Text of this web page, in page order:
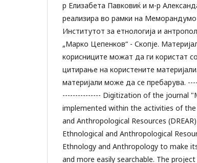
р Елизабета Павковиќ и м-р
реализира во рамки на
Институтот за етнологија и
„Марко Цепенков“ - Скопје.
корисниците можат да ги користат
цитирање на користените
материјали може да се пребарува.
--------------- Digitization of the journal
implemented within the activities of
and Anthropological Resources
Ethnological and Anthropological
Ethnology and Anthropology to make
and more easily searchable. The